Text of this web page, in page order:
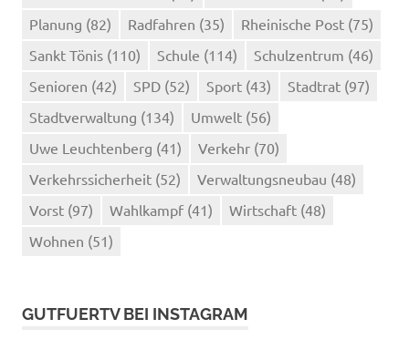
Planung (82) Radfahren (35) Rheinische Post (75)
Sankt Tönis (110) Schule (114) Schulzentrum (46)
Senioren (42) SPD (52) Sport (43) Stadtrat (97)
Stadtverwaltung (134) Umwelt (56)
Uwe Leuchtenberg (41) Verkehr (70)
Verkehrssicherheit (52) Verwaltungsneubau (48)
Vorst (97) Wahlkampf (41) Wirtschaft (48)
Wohnen (51)
GUTFUERTV BEI INSTAGRAM